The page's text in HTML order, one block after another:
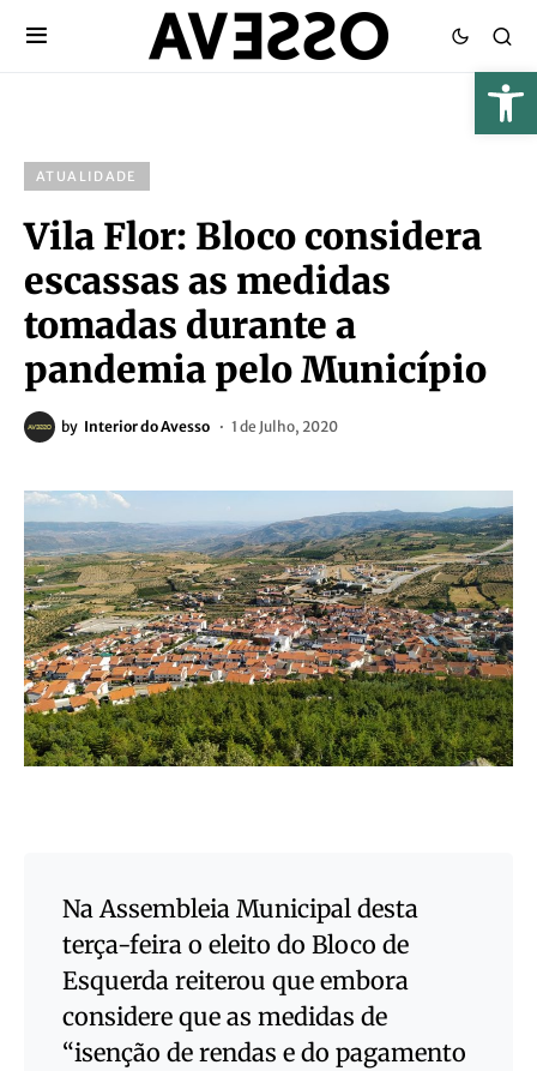
ATUALIDADE
Vila Flor: Bloco considera
escassas as medidas
tomadas durante a
pandemia pelo Município
by Interior do Avesso 1 de Julho, 2020
Na Assembleia Municipal desta
terça-feira o eleito do Bloco de
Esquerda reiterou que embora
considere que as medidas de
“isenção de rendas e do pagamento